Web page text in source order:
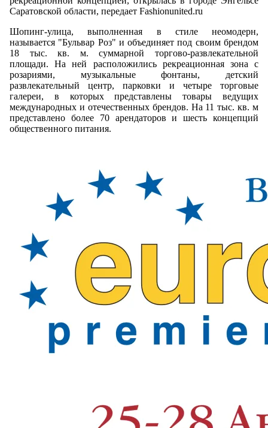
Саратовской области, передает Fashionunited.ru
Шопинг-улица, выполненная в стиле неомодерн,
называется "Бульвар Роз" и объединяет под своим брендом
18 тыс. кв. м. суммарной торгово-развлекательной
площади. На ней расположились рекреационная зона с
розариями, музыкальные фонтаны, детский
развлекательный центр, парковки и четыре торговые
галереи, в которых представлены товары ведущих
международных и отечественных брендов. На 11 тыс. кв. м
представлено более 70 арендаторов и шесть концепций
общественного питания.